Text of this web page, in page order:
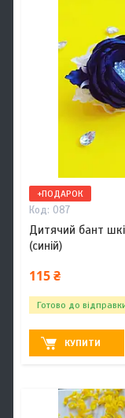
+ПОДАРОК
087
Дитячий бант
(синій)
115 ₴
Готово до
КУПИТИ